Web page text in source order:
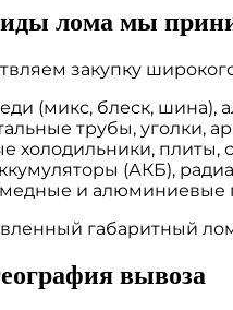
лома мы
закупку
(микс, блеск,
трубы, уголки,
холодильники,
(АКБ),
и алюминиевые
габаритный
вывоза